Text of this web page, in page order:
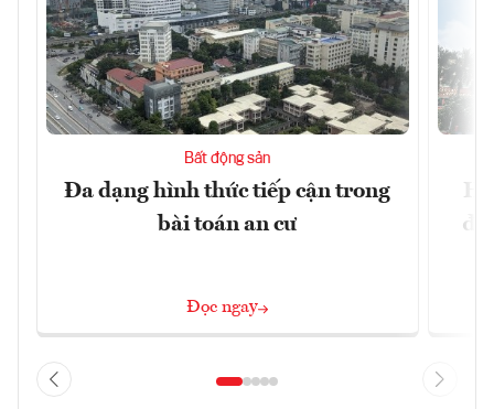
Bất động sản
Đa dạng hình thức tiếp cận trong
bài toán an cư
Đọc ngay